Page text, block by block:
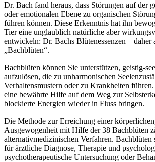
Dr. Bach fand heraus, dass Störungen auf der
oder emotionalen Ebene zu organischen
führen können. Diese Erkenntnis hat ihn
Tier eine unglaublich natürliche aber
entwickeln: Dr. Bachs Blütenessenzen – daher
„Bachblüten“.
Bachblüten können Sie unterstützen, geistig-
auf­zu­lös­en, die zu unharmonischen
Verhaltensmustern oder zu Krankheiten
eine bewährte Hilfe auf dem Weg zur
blockierte Energien wieder in Fluss bringen.
Die Methode zur Erreichung einer
Ausgewogenheit mit Hilfe der 38 Bachblüten
alternativmedizinischen Verfahren. Bachblüten
für ärztliche Diagnose, Therapie und
psychotherapeutische Untersuchung oder